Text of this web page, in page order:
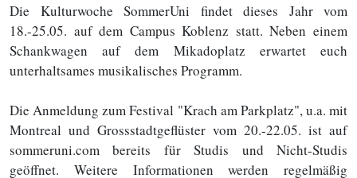
Die Kulturwoche SommerUni findet dieses Jahr vom
18.-25.05. auf dem Campus Koblenz statt. Neben einem
Schankwagen auf dem Mikadoplatz erwartet euch
unterhaltsames musikalisches Programm.
Die Anmeldung zum Festival "Krach am Parkplatz", u.a. mit
Montreal und Grossstadtgeflüster vom 20.-22.05. ist auf
sommeruni.com bereits für Studis und Nicht-Studis
geöffnet. Weitere Informationen werden regelmäßig